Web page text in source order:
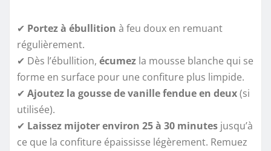
✔ Portez à ébullition à feu doux en remuant
régulièrement.
✔ Dès l’ébullition, écumez la mousse blanche qui se
forme en surface pour une confiture plus limpide.
✔ Ajoutez la gousse de vanille fendue en deux(si
utilisée).
✔ Laissez mijoter environ 25 à 30 minutes jusqu’à
ce que la confiture épaississe légèrement. Remuez